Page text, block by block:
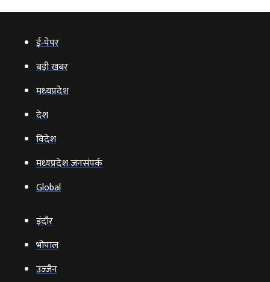
ई‑पेपर
बड़ी खबर
मध्‍यप्रदेश
देश
विदेश
मध्यप्रदेश जनसंपर्क
Global
इंदौर
भोपाल
उज्‍जैन